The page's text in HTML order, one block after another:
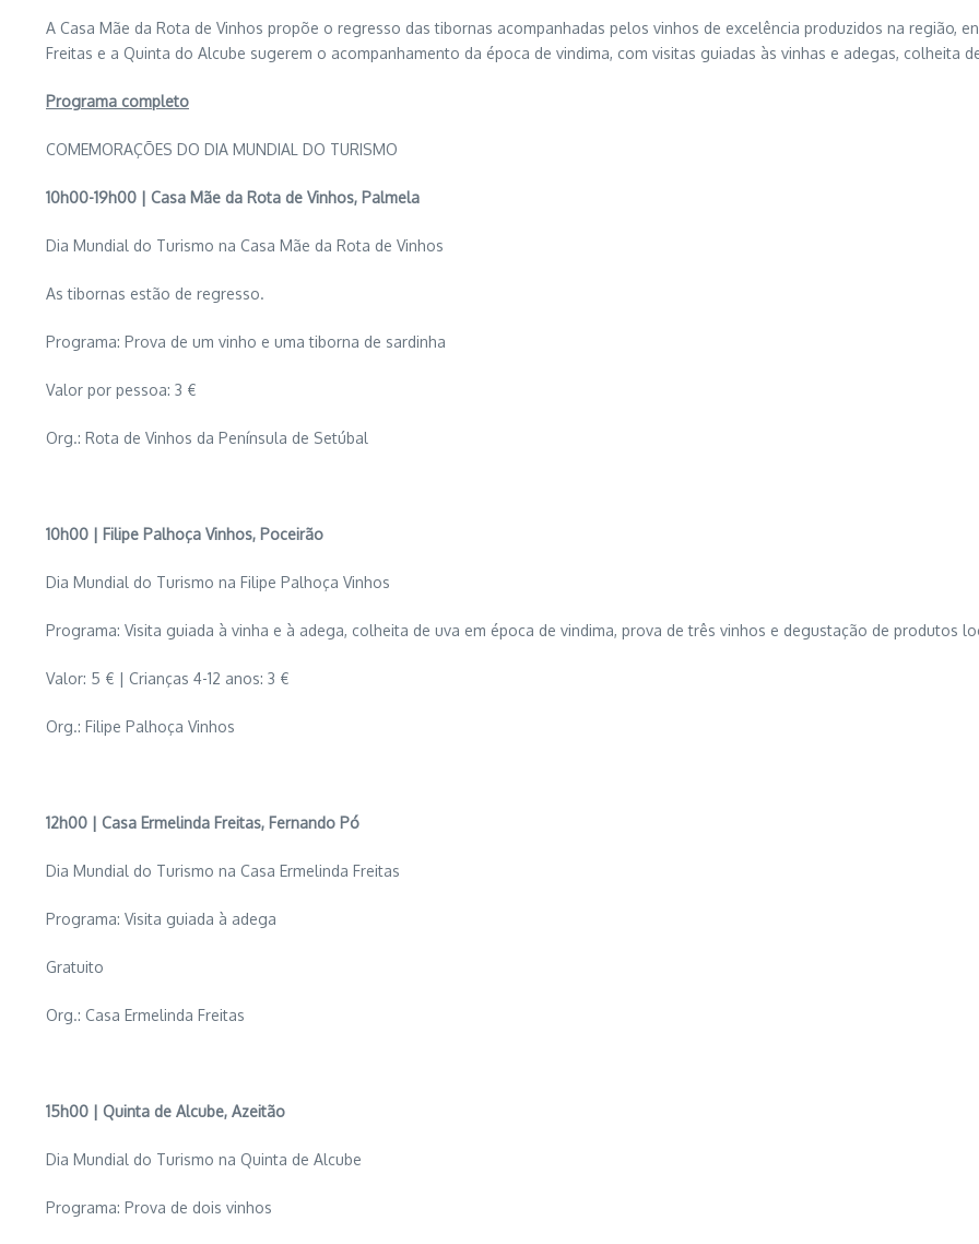
A Casa Mãe da Rota de Vinhos propõe o regresso das tibornas acompanhadas pelos vinhos de excelência produzidos na região,
Freitas e a Quinta do Alcube sugerem o acompanhamento da época de vindima, com visitas guiadas às vinhas e adegas, colheita
Programa completo
COMEMORAÇÕES DO DIA MUNDIAL DO TURISMO
10h00-19h00 | Casa Mãe da Rota de Vinhos, Palmela
Dia Mundial do Turismo na Casa Mãe da Rota de Vinhos
As tibornas estão de regresso.
Programa: Prova de um vinho e uma tiborna de sardinha
Valor por pessoa: 3 €
Org.: Rota de Vinhos da Península de Setúbal
10h00 | Filipe Palhoça Vinhos, Poceirão
Dia Mundial do Turismo na Filipe Palhoça Vinhos
Programa: Visita guiada à vinha e à adega, colheita de uva em época de vindima, prova de três vinhos e degustação de produtos
Valor: 5 € | Crianças 4-12 anos: 3 €
Org.: Filipe Palhoça Vinhos
12h00 | Casa Ermelinda Freitas, Fernando Pó
Dia Mundial do Turismo na Casa Ermelinda Freitas
Programa: Visita guiada à adega
Gratuito
Org.: Casa Ermelinda Freitas
15h00 | Quinta de Alcube, Azeitão
Dia Mundial do Turismo na Quinta de Alcube
Programa: Prova de dois vinhos